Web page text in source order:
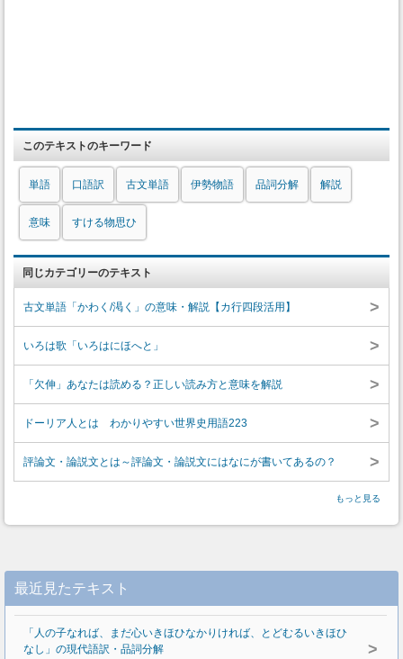
このテキストのキーワード
単語 口語訳 古文単語 伊勢物語 品詞分解 解説
意味 すける物思ひ
同じカテゴリーのテキスト
古文単語「かわく/渇く」の意味・解説【カ行四段活用】 >
いろは歌「いろはにほへと」 >
「欠伸」あなたは読める？正しい読み方と意味を解説 >
ドーリア人とは わかりやすい世界史用語223 >
評論文・論説文とは～評論文・論説文にはなにが書いてあるの？ >
もっと見る
最近見たテキスト
「人の子なれば、まだ心いきほひなかりければ、とどむるいきほひ
なし」の現代語訳・品詞分解
>